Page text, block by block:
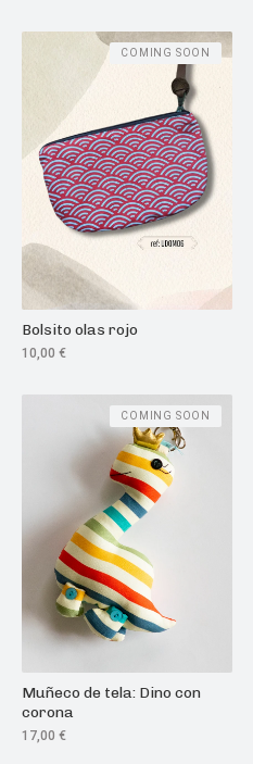
Bolsito olas rojo
10,00 €
COMING SOON
Muñeco de tela: Dino con
corona
17,00 €
COMING SOON